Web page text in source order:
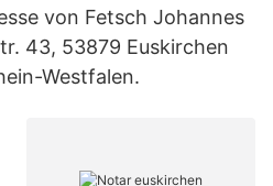
von Fetsch Johannes
43, 53879 Euskirchen
Westfalen.